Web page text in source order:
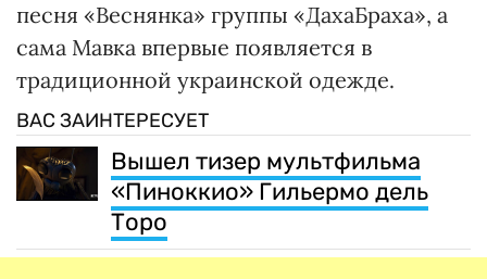
песня «Веснянка» группы «ДахаБраха», а
сама Мавка впервые появляется в
традиционной украинской одежде.
ВАС ЗАИНТЕРЕСУЕТ
Вышел тизер мультфильма
«Пиноккио» Гильермо дель
Торо